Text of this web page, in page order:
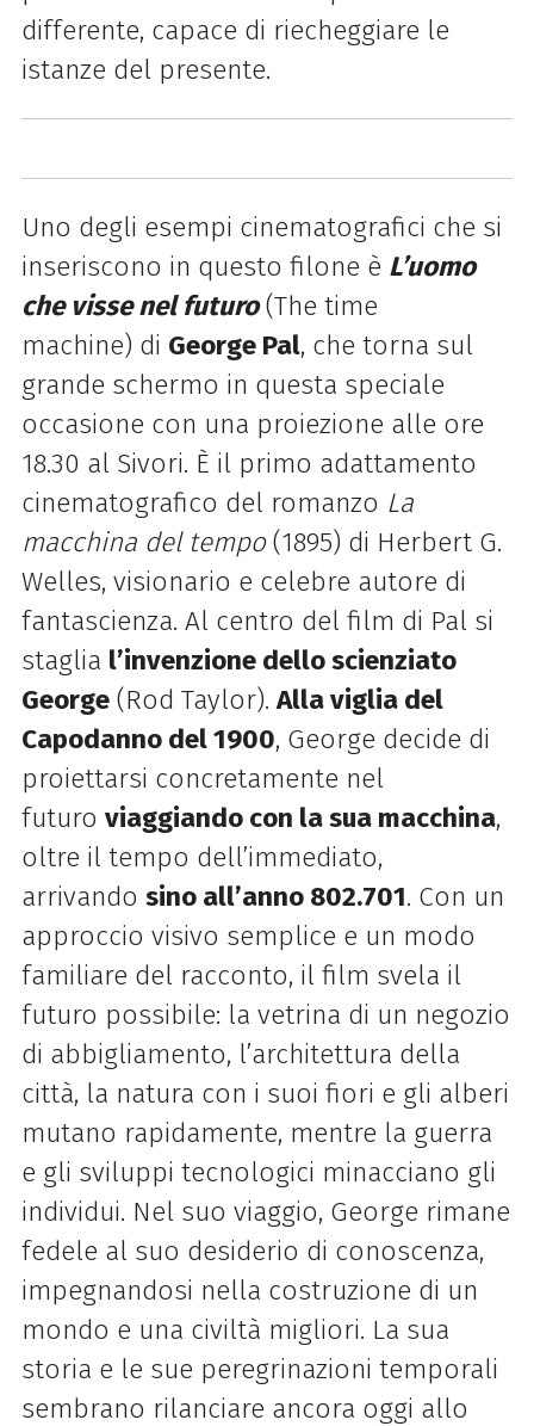
differente, capace di riecheggiare le
istanze del presente.
Uno degli esempi cinematografici che si
inseriscono in questo filone è L’uomo
che visse nel futuro (The time
machine) di George Pal, che torna sul
grande schermo in questa speciale
occasione con una proiezione alle ore
18.30 al Sivori. È il primo adattamento
cinematografico del romanzo La
macchina del tempo(1895) di Herbert G.
Welles, visionario e celebre autore di
fantascienza. Al centro del film di Pal si
staglia l’invenzione dello scienziato
George(Rod Taylor).Alla viglia del
Capodanno del 1900, George decide di
proiettarsi concretamente nel
futuro viaggiando con la sua macchina,
oltre il tempo dell’immediato,
arrivando sino all’anno 802.701. Con un
approccio visivo semplice e un modo
familiare del racconto, il film svela il
futuro possibile: la vetrina di un negozio
di abbigliamento, l’architettura della
città, la natura con i suoi fiori e gli alberi
mutano rapidamente, mentre la guerra
e gli sviluppi tecnologici minacciano gli
individui. Nel suo viaggio, George rimane
fedele al suo desiderio di conoscenza,
impegnandosi nella costruzione di un
mondo e una civiltà migliori. La sua
storia e le sue peregrinazioni temporali
sembrano rilanciare ancora oggi allo